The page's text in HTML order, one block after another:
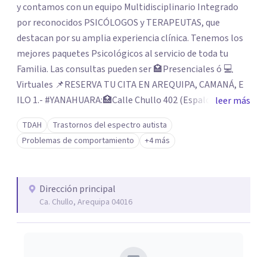
y contamos con un equipo Multidisciplinario Integrado
por reconocidos PSICÓLOGOS y TERAPEUTAS, que
destacan por su amplia experiencia clínica. Tenemos los
mejores paquetes Psicológicos al servicio de toda tu
Familia. Las consultas pueden ser 🏩Presenciales ó 💻
Virtuales 📌RESERVA TU CITA EN AREQUIPA, CAMANÁ, E
ILO 1.- #YANAHUARA:🏥Calle Chullo 402 (Espalda del
parque del Avión)📲954207600 2.- #PAUCARPATA:🏥Calle
Ramón Castilla 109 (Espalda Mall Aventura)📲977877713
3.- #CCOLORADO: 🏥Av. Alfonso Ugarte 500 (Esq. Plaza las
216 Urb. Fecia (Óvalo del Cementerio La Apacheta)📲
992641014 5.-#CAMANÁ: 🏥Jr. Piérola 170 (A un costado
del Colegio de Jesús)📲935705690 6.- #ILO 🏥Urb. 7 de
Mayo G-10 Av. Lino Urquieta (Frente a la Plaza Bolognesi)
leer más
TDAH
Trastornos del espectro autista
Problemas de comportamiento
+4 más
Dirección principal
Ca. Chullo, Arequipa 04016